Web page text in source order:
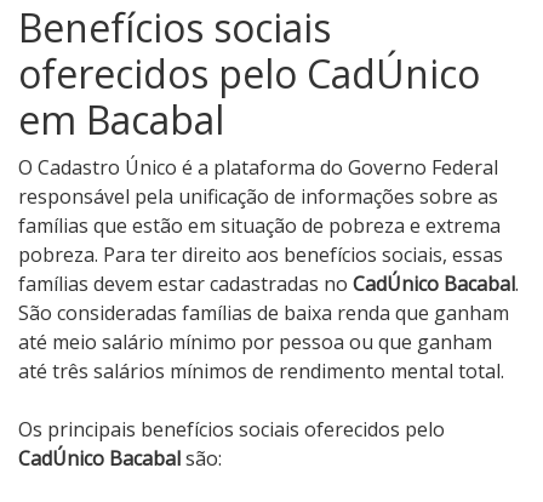
Benefícios sociais
oferecidos pelo CadÚnico
em Bacabal
O Cadastro Único é a plataforma do Governo Federal
responsável pela unificação de informações sobre as
famílias que estão em situação de pobreza e extrema
pobreza. Para ter direito aos benefícios sociais, essas
famílias devem estar cadastradas no CadÚnico Bacabal.
São consideradas famílias de baixa renda que ganham
até meio salário mínimo por pessoa ou que ganham
até três salários mínimos de rendimento mental total.
Os principais benefícios sociais oferecidos pelo
CadÚnico Bacabalsão: